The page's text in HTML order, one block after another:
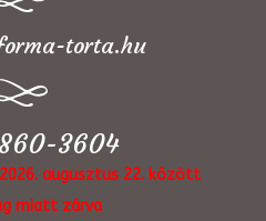
torta.hu
3604
augusztus 22. között
miatt zárva